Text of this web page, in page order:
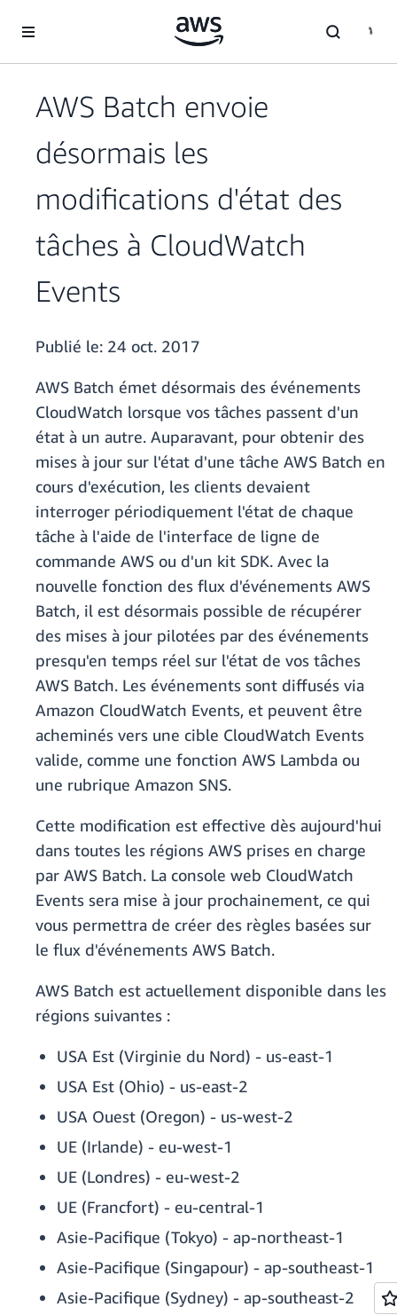
AWS Batch envoie
désormais les
modifications d'état des
tâches à CloudWatch
Events
Publié le: 24 oct. 2017
AWS Batch émet désormais des événements
CloudWatch lorsque vos tâches passent d'un
état à un autre. Auparavant, pour obtenir des
mises à jour sur l'état d'une tâche AWS Batch en
cours d'exécution, les clients devaient
interroger périodiquement l'état de chaque
tâche à l'aide de l'interface de ligne de
commande AWS ou d'un kit SDK. Avec la
nouvelle fonction des flux d'événements AWS
Batch, il est désormais possible de récupérer
des mises à jour pilotées par des événements
presqu'en temps réel sur l'état de vos tâches
AWS Batch. Les événements sont diffusés via
Amazon CloudWatch Events, et peuvent être
acheminés vers une cible CloudWatch Events
valide, comme une fonction AWS Lambda ou
une rubrique Amazon SNS.
Cette modification est effective dès aujourd'hui
dans toutes les régions AWS prises en charge
par AWS Batch. La console web CloudWatch
Events sera mise à jour prochainement, ce qui
vous permettra de créer des règles basées sur
le flux d'événements AWS Batch.
AWS Batch est actuellement disponible dans les
régions suivantes :
USA Est (Virginie du Nord) - us-east-1
USA Est (Ohio) - us-east-2
USA Ouest (Oregon) - us-west-2
UE (Irlande) - eu-west-1
UE (Londres) - eu-west-2
UE (Francfort) - eu-central-1
Asie-Pacifique (Tokyo) - ap-northeast-1
Asie-Pacifique (Singapour) - ap-southeast-1
Asie-Pacifique (Sydney) - ap-southeast-2